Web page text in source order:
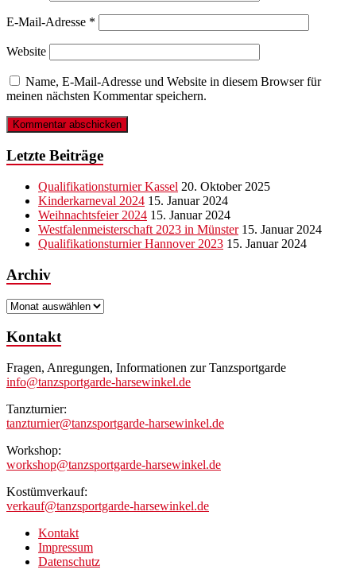
E-Mail-Adresse *
Website
Name, E-Mail-Adresse und Website in diesem Browser für
meinen nächsten Kommentar speichern.
Letzte Beiträge
Qualifikationsturnier Kassel 20. Oktober 2025
Kinderkarneval 2024 15. Januar 2024
Weihnachtsfeier 2024 15. Januar 2024
Westfalenmeisterschaft 2023 in Münster 15. Januar 2024
Qualifikationsturnier Hannover 2023 15. Januar 2024
Archiv
Archiv
Kontakt
Fragen, Anregungen, Informationen zur Tanzsportgarde
info@tanzsportgarde-harsewinkel.de
Tanzturnier:
tanzturnier@tanzsportgarde-harsewinkel.de
Workshop:
workshop@tanzsportgarde-harsewinkel.de
Kostümverkauf:
verkauf@tanzsportgarde-harsewinkel.de
Kontakt
Impressum
Datenschutz